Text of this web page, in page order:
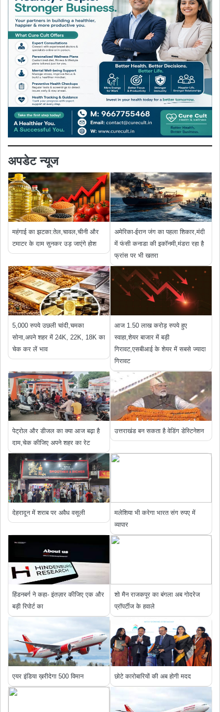
अपडेट न्यूज
महंगाई का झटका:तेल,चावल,चीनी और
टमाटर के दाम सुनकर उड़ जाएंगे होश
अमेरिका-ईरान जंग का पहला शिकार,मंदी
में फंसी कनाडा की इकॉनमी,मंडरा रहा है
फ्रांस पर भी खतरा
5,000 रुपये उछली चांदी,चमका
सोना,अपने शहर में 24K, 22K, 18K का
चेक कर लें भाव
आज 1.50 लाख करोड़ रुपये हुए
स्‍वाहा,शेयर बाजार में बड़ी
गिरावट,एसबीआई के शेयर में सबसे ज्यादा
गिरावट
पेट्रोल और डीजल का क्या आज बढ़ा है
दाम,चेक कीजिए अपने शहर का रेट
उत्तराखंड बन सकता है वेडिंग डेस्टिनेशन
देहरादून में शराब पर अवैध वसूली
मलेशिया भी करेगा भारत संग रुपए में
व्यापार
हिंडनबर्ग ने कहा- इंतज़ार कीजिए एक और
बड़ी रिपोर्ट का
शो मैन राजकपूर का बंगला अब गोदरेज
प्रॉपर्टीज के हवाले
एयर इंडिया ख़रीदेगा 500 विमान छोटे कारोबारियों की अब होगी मदद